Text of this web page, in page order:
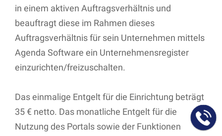
in einem aktiven Auftragsverhältnis und
beauftragt diese im Rahmen dieses
Auftragsverhältnis für sein Unternehmen mittels
Agenda Software ein Unternehmensregister
einzurichten/freizuschalten.
Das einmalige Entgelt für die Einrichtung beträgt
35 € netto. Das monatliche Entgelt für die
Nutzung des Portals sowie der Funktionen